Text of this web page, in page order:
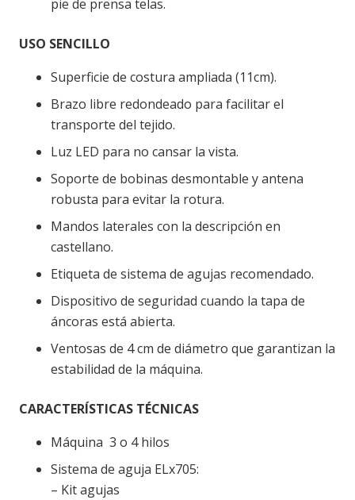
pie de prensa telas.
USO SENCILLO
Superficie de costura ampliada (11cm).
Brazo libre redondeado para facilitar el
transporte del tejido.
Luz LED para no cansar la vista.
Soporte de bobinas desmontable y antena
robusta para evitar la rotura.
Mandos laterales con la descripción en
castellano.
Etiqueta de sistema de agujas recomendado.
Dispositivo de seguridad cuando la tapa de
áncoras está abierta.
Ventosas de 4 cm de diámetro que garantizan la
estabilidad de la máquina.
CARACTERÍSTICAS TÉCNICAS
Máquina 3 o 4 hilos
Sistema de aguja ELx705:
– Kit agujas